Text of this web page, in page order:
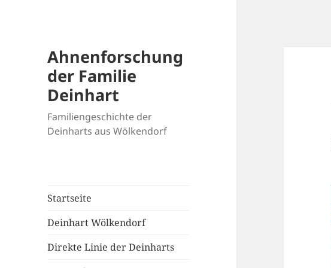
Ahnenforschung
der Familie
Deinhart
Familiengeschichte der
Deinharts aus Wölkendorf
Startseite
Deinhart Wölkendorf
Direkte Linie der Deinharts